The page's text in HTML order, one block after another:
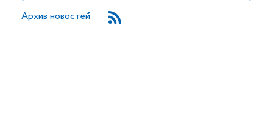
Архив новостей